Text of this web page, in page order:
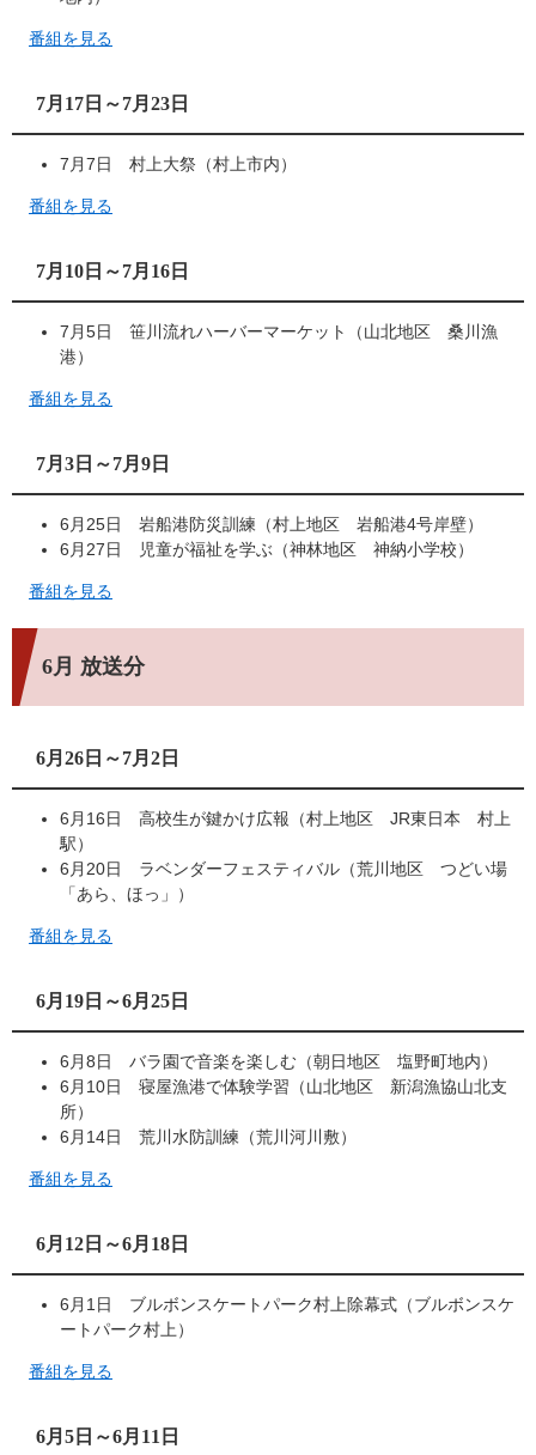
番組を見る
7月17日～7月23日
7月7日 村上大祭（村上市内）
番組を見る
7月10日～7月16日
7月5日 笹川流れハーバーマーケット（山北地区 桑川漁
港）
番組を見る
7月3日～7月9日
6月25日 岩船港防災訓練（村上地区 岩船港4号岸壁）
6月27日 児童が福祉を学ぶ（神林地区 神納小学校）
番組を見る
6月 放送分
6月26日～7月2日
6月16日 高校生が鍵かけ広報（村上地区 JR東日本 村上
駅）
6月20日 ラベンダーフェスティバル（荒川地区 つどい場
「あら、ほっ」）
番組を見る
6月19日～6月25日
6月8日 バラ園で音楽を楽しむ（朝日地区 塩野町地内）
6月10日 寝屋漁港で体験学習（山北地区 新潟漁協山北支
所）
6月14日 荒川水防訓練（荒川河川敷）
番組を見る
6月12日～6月18日
6月1日 ブルボンスケートパーク村上除幕式（ブルボンスケ
ートパーク村上）
番組を見る
6月5日～6月11日